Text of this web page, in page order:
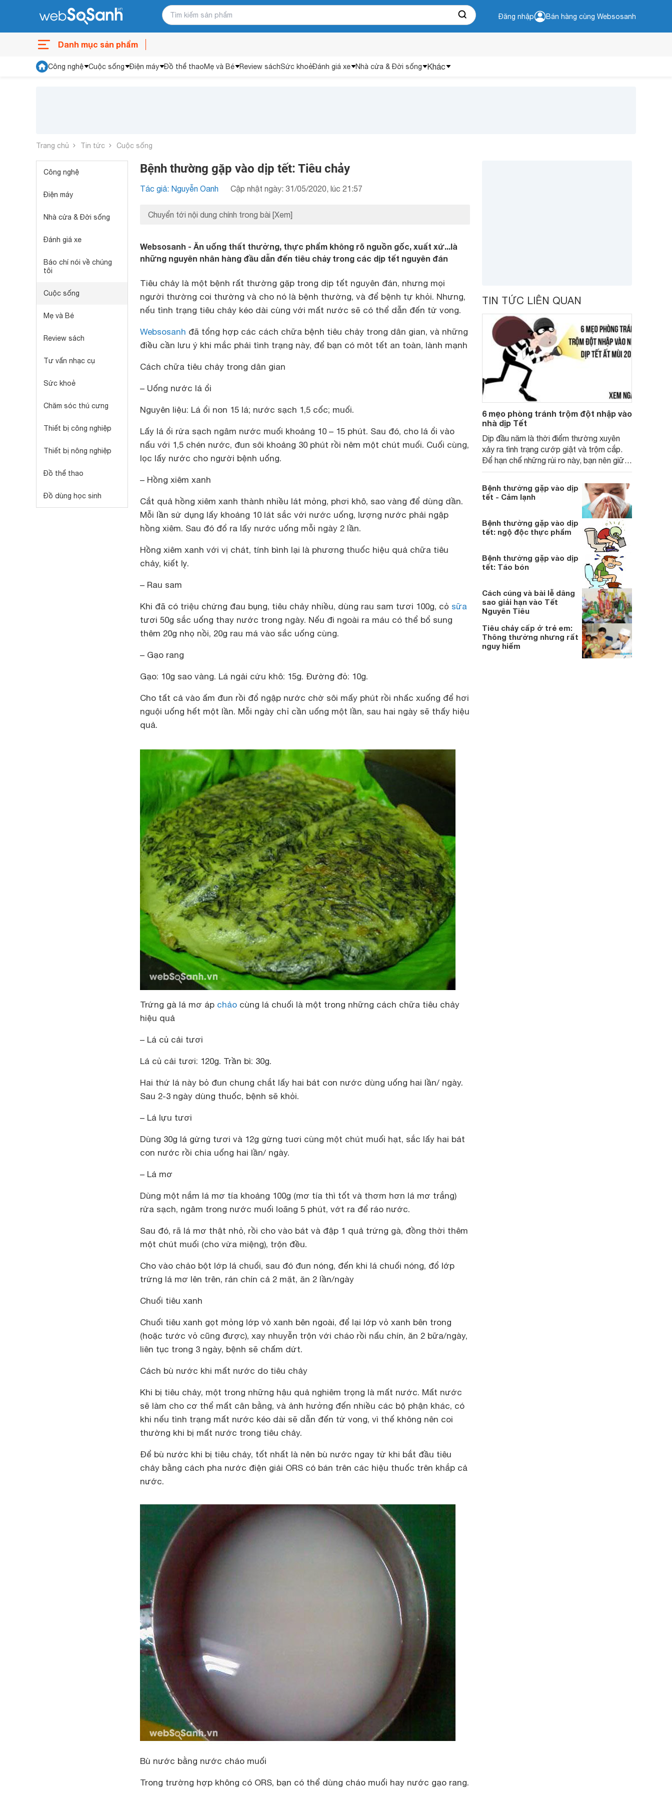
Đăng nhập Bán hàng cùng Websosanh
Danh mục sản phẩm
Công nghệ Cuộc sống Điện máy Đồ thể thaoMẹ và Bé Review sáchSức khoẻĐánh giá xe Nhà cửa & Đời sống Khác
Trang chủ Tin tức Cuộc sống
Công nghệ
Điện máy
Nhà cửa & Đời sống
Đánh giá xe
Báo chí nói về chúng
tôi
Cuộc sống
Mẹ và Bé
Review sách
Tư vấn nhạc cụ
Sức khoẻ
Chăm sóc thú cưng
Thiết bị công nghiệp
Thiết bị nông nghiệp
Đồ thể thao
Đồ dùng học sinh
Bệnh thường gặp vào dịp tết: Tiêu chảy
Tác giả: Nguyễn Oanh Cập nhật ngày: 31/05/2020, lúc 21:57
Chuyển tới nội dung chính trong bài [Xem]
Websosanh - Ăn uống thất thường, thực phẩm không rõ nguồn gốc, xuất xứ...là
những nguyên nhân hàng đầu dẫn đến tiêu chảy trong các dịp tết nguyên đán
Tiêu chảy là một bệnh rất thường gặp trong dịp tết nguyên đán, nhưng mọi
người thường coi thường và cho nó là bệnh thường, và để bệnh tự khỏi. Nhưng,
nếu tình trạng tiêu chảy kéo dài cùng với mất nước sẽ có thể dẫn đến tử vong.
Websosanh đã tổng hợp các cách chữa bệnh tiêu chảy trong dân gian, và những
điều cần lưu ý khi mắc phải tình trạng này, để bạn có môt tết an toàn, lành mạnh
Cách chữa tiêu chảy trong dân gian
– Uống nước lá ổi
Nguyên liệu: Lá ổi non 15 lá; nước sạch 1,5 cốc; muối.
Lấy lá ổi rửa sạch ngâm nước muối khoảng 10 – 15 phút. Sau đó, cho lá ổi vào
nấu với 1,5 chén nước, đun sôi khoảng 30 phút rồi nêm một chút muối. Cuối cùng,
lọc lấy nước cho người bệnh uống.
– Hồng xiêm xanh
Cắt quả hồng xiêm xanh thành nhiều lát mỏng, phơi khô, sao vàng để dùng dần.
Mỗi lần sử dụng lấy khoảng 10 lát sắc với nước uống, lượng nước phải ngập
hồng xiêm. Sau đó đổ ra lấy nước uống mỗi ngày 2 lần.
Hồng xiêm xanh với vị chát, tính bình lại là phương thuốc hiệu quả chữa tiêu
chảy, kiết lỵ.
– Rau sam
Khi đã có triệu chứng đau bụng, tiêu chảy nhiều, dùng rau sam tươi 100g, cỏ sữa
tươi 50g sắc uống thay nước trong ngày. Nếu đi ngoài ra máu có thể bổ sung
thêm 20g nhọ nồi, 20g rau má vào sắc uống cùng.
– Gạo rang
Gạo: 10g sao vàng. Lá ngải cứu khô: 15g. Đường đỏ: 10g.
Cho tất cả vào ấm đun rồi đổ ngập nước chờ sôi mấy phút rồi nhấc xuống để hơi
nguội uống hết một lần. Mỗi ngày chỉ cần uống một lần, sau hai ngày sẽ thấy hiệu
quả.
Trứng gà lá mơ áp chảo cùng lá chuối là một trong những cách chữa tiêu chảy
hiệu quả
– Lá củ cải tươi
Lá củ cải tươi: 120g. Trần bì: 30g.
Hai thứ lá này bỏ đun chung chắt lấy hai bát con nước dùng uống hai lần/ ngày.
Sau 2-3 ngày dùng thuốc, bệnh sẽ khỏi.
– Lá lựu tươi
Dùng 30g lá gừng tươi và 12g gừng tuơi cùng một chút muối hạt, sắc lấy hai bát
con nước rồi chia uống hai lần/ ngày.
– Lá mơ
Dùng một nắm lá mơ tía khoảng 100g (mơ tía thì tốt và thơm hơn lá mơ trắng)
rửa sạch, ngâm trong nước muối loãng 5 phút, vớt ra để ráo nước.
Sau đó, rã lá mơ thật nhỏ, rồi cho vào bát và đập 1 quả trứng gà, đồng thời thêm
một chút muối (cho vừa miệng), trộn đều.
Cho vào chảo bột lớp lá chuối, sau đó đun nóng, đến khi lá chuối nóng, đổ lớp
trứng lá mơ lên trên, rán chín cả 2 mặt, ăn 2 lần/ngày
Chuối tiêu xanh
Chuối tiêu xanh gọt mỏng lớp vỏ xanh bên ngoài, để lại lớp vỏ xanh bên trong
(hoặc tước vỏ cũng được), xay nhuyễn trộn với cháo rồi nấu chín, ăn 2 bữa/ngày,
liên tục trong 3 ngày, bệnh sẽ chấm dứt.
Cách bù nước khi mất nước do tiêu chảy
Khi bị tiêu chảy, một trong những hậu quả nghiêm trọng là mất nước. Mất nước
sẽ làm cho cơ thể mất cân bằng, và ảnh hưởng đến nhiều các bộ phận khác, có
khi nếu tình trạng mất nước kéo dài sẽ dẫn đến tử vong, vì thế không nên coi
thường khi bị mất nước trong tiêu chảy.
Để bù nước khi bị tiêu chảy, tốt nhất là nên bù nước ngay từ khi bắt đầu tiêu
chảy bằng cách pha nước điện giải ORS có bán trên các hiệu thuốc trên khắp cả
nước.
Bù nước bằng nước cháo muối
Trong trường hợp không có ORS, bạn có thể dùng cháo muối hay nước gạo rang.
TIN TỨC LIÊN QUAN
6 mẹo phòng tránh trộm đột nhập vào
nhà dịp Tết
Dịp đầu năm là thời điểm thường xuyên
xảy ra tình trạng cướp giật và trộm cắp.
Để hạn chế những rủi ro này, bạn nên giữ
cẩn thận các vật giá trị như tiền bạc, máy
ảnh... Khi tới chỗ đông người, hãy lưu ý để
không bị kẻ gian lợi dụng sơ hở mà lấy mất
món đồ yêu thích.
Bệnh thường gặp vào dịp
tết - Cảm lạnh
Bệnh thường gặp vào dịp
tết: ngộ độc thực phẩm
Bệnh thường gặp vào dịp
tết: Táo bón
Cách cúng và bài lễ dâng
sao giải hạn vào Tết
Nguyên Tiêu
Tiêu chảy cấp ở trẻ em:
Thông thường nhưng rất
nguy hiểm